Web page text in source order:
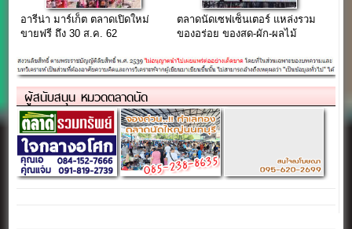
อารีน่า มาร์เก็ต ตลาดเปิดใหม่
ขายฟรี ถึง 30 ส.ค. 62
ตลาดนัดเซฟเซ็นเตอร์ แหล่งรวม
ของอร่อย ของสด-ผัก-ผลไม้
ผู้สนับสนุน หมวดตลาดนัด